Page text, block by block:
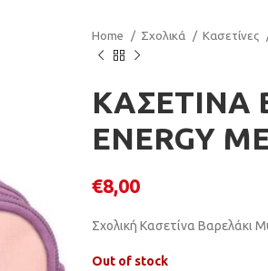
Home Σχολικά Κασετίνες
ΚΑΣΕΤΙΝΑ
ENERGY
€8,00
Σχολική Κασετίνα Βαρελάκι
Out of stock